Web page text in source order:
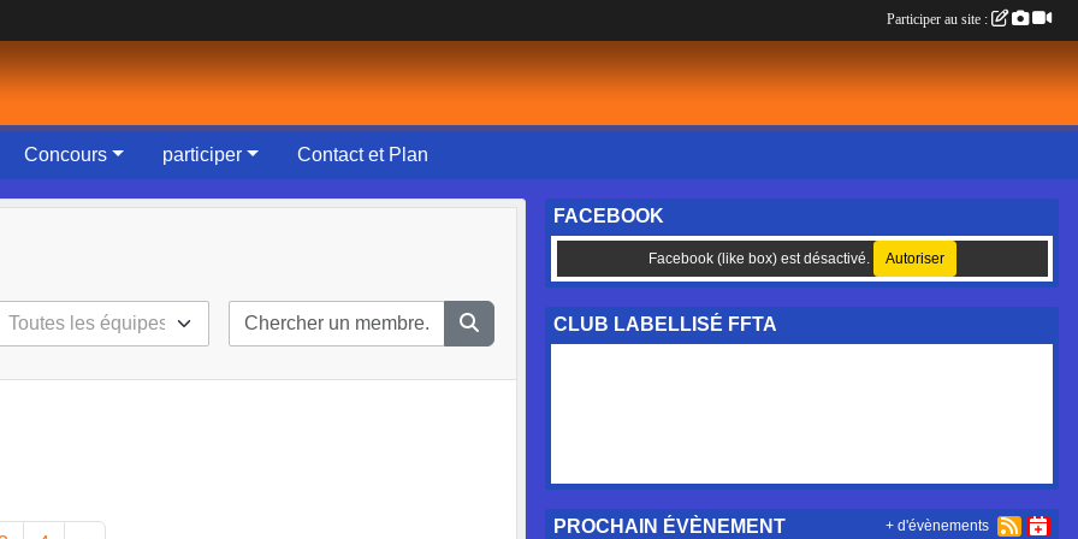
Concours participer Contact et Plan
FACEBOOK
Facebook (like box) est désactivé. Autoriser
CLUB LABELLISÉ FFTA
PROCHAIN ÉVÈNEMENT + d'évènements
Participer au site :